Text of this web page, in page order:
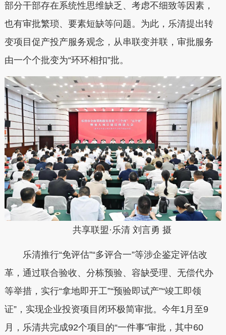
部分干部存在系统性思维缺乏、考虑不细致等因素，
也有审批繁琐、要素短缺等问题。为此，乐清提出转
变项目促产投产服务观念，从串联变并联，审批服务
由一个个批变为“环环相扣”批。
共享联盟·乐清 刘言勇 摄
乐清推行“免评估”“多评合一”等涉企鉴定评估改
革，通过联合验收、分栋预验、容缺受理、无偿代办
等举措，实行“拿地即开工”“预验即试产”“竣工即领
证”，实现企业投资项目闭环极简审批。今年1月至9
月，乐清共完成92个项目的“一件事”审批，其中60